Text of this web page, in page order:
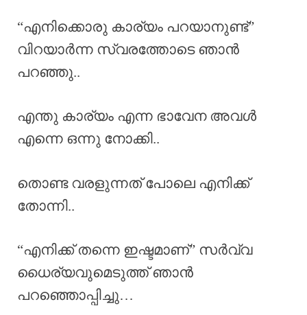
“എനിക്കൊരു കാര്യം പറയാനുണ്ട്”
വിറയാർന്ന സ്വരത്തോടെ ഞാൻ
പറഞ്ഞു..
എന്തു കാര്യം എന്ന ഭാവേന അവൾ
എന്നെ ഒന്നു നോക്കി..
തൊണ്ട വരളുന്നത് പോലെ എനിക്ക്
തോന്നി..
“എനിക്ക് തന്നെ ഇഷ്ടമാണ്” സർവ്വ
ധൈര്യവുമെടുത്ത് ഞാൻ
പറഞ്ഞൊപ്പിച്ചു…